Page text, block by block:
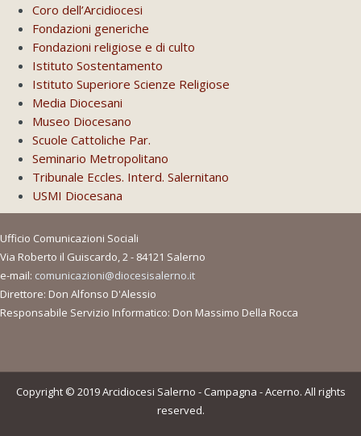
Coro dell’Arcidiocesi
Fondazioni generiche
Fondazioni religiose e di culto
Istituto Sostentamento
Istituto Superiore Scienze Religiose
Media Diocesani
Museo Diocesano
Scuole Cattoliche Par.
Seminario Metropolitano
Tribunale Eccles. Interd. Salernitano
USMI Diocesana
Ufficio Comunicazioni Sociali
Via Roberto il Guiscardo, 2 - 84121 Salerno
e-mail: comunicazioni@diocesisalerno.it
Direttore: Don Alfonso D'Alessio
Responsabile Servizio Informatico: Don Massimo Della Rocca
Copyright © 2019 Arcidiocesi Salerno - Campagna - Acerno. All rights
reserved.